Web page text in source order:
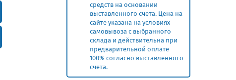
средств на основании
выставленного счета. Цена на
сайте указана на условиях
самовывоза с выбранного
склада и действительна при
предварительной оплате
100% согласно выставленного
счета.